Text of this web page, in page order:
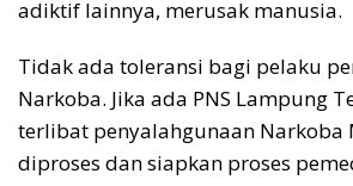
adiktif lainnya, merusak manusia.
Tidak ada toleransi bagi pelaku
Narkoba. Jika ada PNS Lampung
terlibat penyalahgunaan Narkoba
diproses dan siapkan proses